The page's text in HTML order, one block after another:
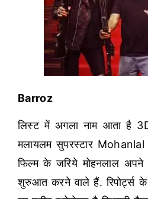
Barroz
लिस्ट में अगला नाम आता है
मलायलम सुपरस्टार
फिल्म के जरिये मोहनलाल अपने
शुरुआत करने वाले हैं. रिपोर्ट्स